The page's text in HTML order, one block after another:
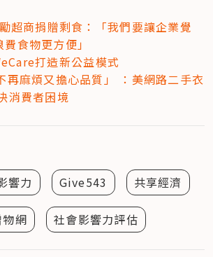
超商捐贈剩食：「我們要讓企業覺
食物更方便」
打造新公益模式
再麻煩又擔心品質」 ：美網路二手衣
消費者困境
響力 Give543 共享經濟
物網 社會影響力評估